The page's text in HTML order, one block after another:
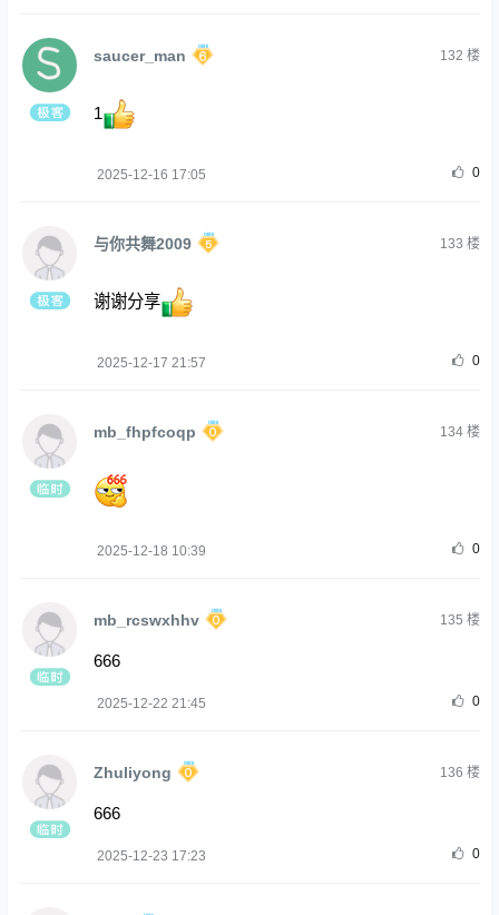
saucer_man 132 楼
1
2025-12-16 17:05 0
与你共舞2009 133 楼
谢谢分享
2025-12-17 21:57 0
mb_fhpfcoqp 134楼
2025-12-18 10:39 0
mb_rcswxhhv 135 楼
666
2025-12-22 21:45 0
Zhuliyong 136 楼
666
2025-12-23 17:23 0